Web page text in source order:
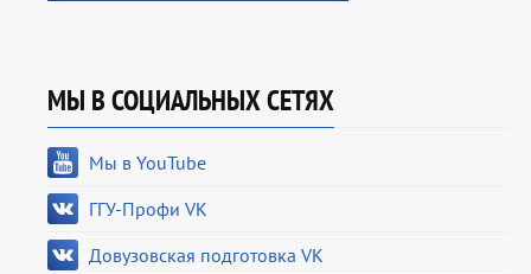
МЫ В СОЦИАЛЬНЫХ СЕТЯХ
Мы в YouTube
ГГУ-Профи VK
Довузовская подготовка VK